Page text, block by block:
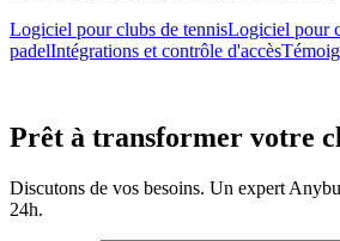
Logiciel pour clubs de tennisLogiciel pour
padelIntégrations et contrôle d'accès
Prêt à transformer votre
Discutons de vos besoins. Un expert
24h.